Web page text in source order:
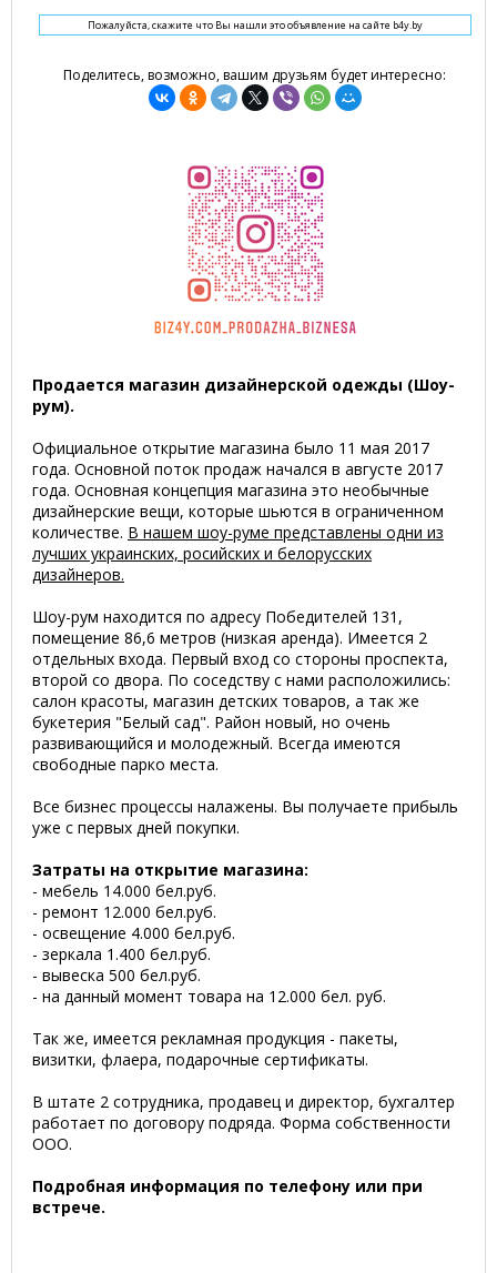
Пожалуйста, скажите что Вы нашли это объявление на сайте b4y.by
Поделитесь, возможно, вашим друзьям будет интересно:
Продается магазин дизайнерской одежды (Шоу-
рум).
Официальное открытие магазина было 11 мая 2017
года. Основной поток продаж начался в августе 2017
года. Основная концепция магазина это необычные
дизайнерские вещи, которые шьются в ограниченном
количестве. В нашем шоу-руме представлены одни из
лучших украинских, росийских и белорусских
дизайнеров.
Шоу-рум находится по адресу Победителей 131,
помещение 86,6 метров (низкая аренда). Имеется 2
отдельных входа. Первый вход со стороны проспекта,
второй со двора. По соседству с нами расположились:
салон красоты, магазин детских товаров, а так же
букетерия "Белый сад". Район новый, но очень
развивающийся и молодежный. Всегда имеются
свободные парко места.
Все бизнес процессы налажены. Вы получаете прибыль
уже с первых дней покупки.
Затраты на открытие магазина:
- мебель 14.000 бел.руб.
- ремонт 12.000 бел.руб.
- освещение 4.000 бел.руб.
- зеркала 1.400 бел.руб.
- вывеска 500 бел.руб.
- на данный момент товара на 12.000 бел. руб.
Так же, имеется рекламная продукция - пакеты,
визитки, флаера, подарочные сертификаты.
В штате 2 сотрудника, продавец и директор, бухгалтер
работает по договору подряда. Форма собственности
ООО.
Подробная информация по телефону или при
встрече.